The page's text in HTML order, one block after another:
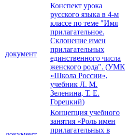
документ
Конспект урока
русского языка в 4-м
классе по теме "Имя
прилагательное.
Склонение имен
прилагательных
единственного числа
женского рода". (УМК
«Школа России»,
учебник Л. М.
Зеленина, Т. Е.
Горецкий)
Концепция учебного
занятия «Роль имен
прилагательных в